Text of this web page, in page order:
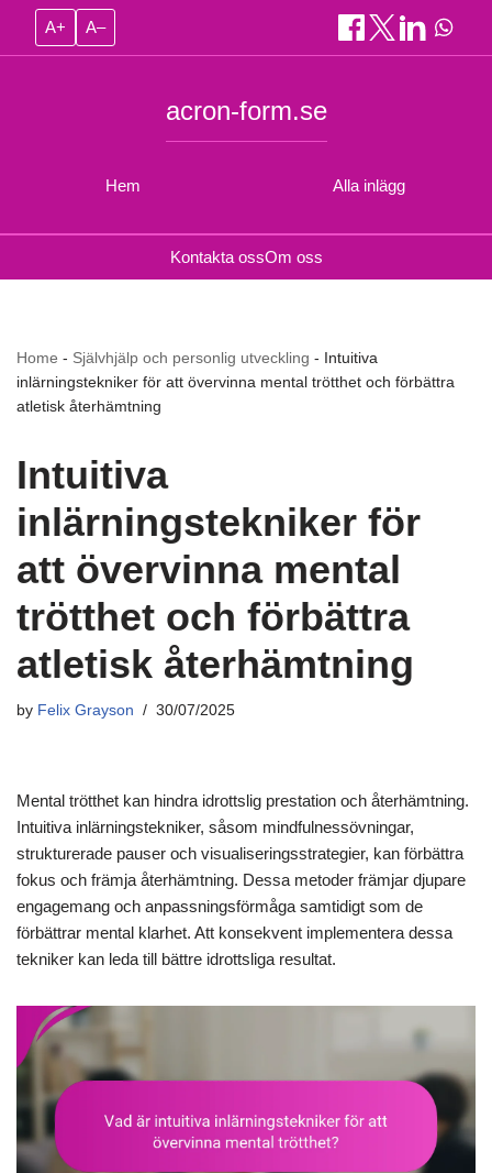
A+ A–
Hem
acron-form.se
Alla inlägg
Kontakta ossOm oss
Home - Självhjälp och personlig utveckling - Intuitiva
inlärningstekniker för att övervinna mental trötthet och förbättra
atletisk återhämtning
Intuitiva
inlärningstekniker för
att övervinna mental
trötthet och förbättra
atletisk återhämtning
by Felix Grayson 30/07/2025
Mental trötthet kan hindra idrottslig prestation och återhämtning.
Intuitiva inlärningstekniker, såsom mindfulnessövningar,
strukturerade pauser och visualiseringsstrategier, kan förbättra
fokus och främja återhämtning. Dessa metoder främjar djupare
engagemang och anpassningsförmåga samtidigt som de
förbättrar mental klarhet. Att konsekvent implementera dessa
tekniker kan leda till bättre idrottsliga resultat.